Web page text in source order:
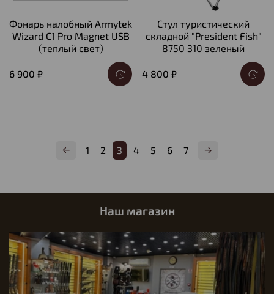
Фонарь налобный Armytek
Wizard C1 Pro Magnet USB
(теплый свет)
6 900 ₽
Стул туристический
складной "President Fish"
8750 310 зеленый
4 800 ₽
1 2 3 4 5 6 7
Наш магазин